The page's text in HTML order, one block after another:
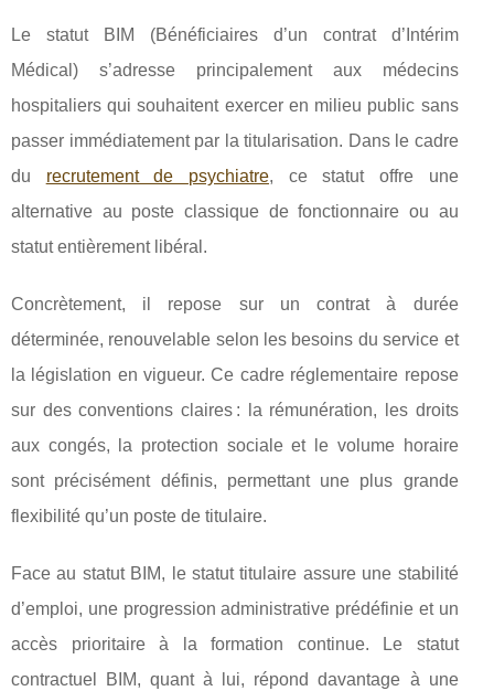
Le statut BIM (Bénéficiaires d’un contrat d’Intérim
Médical) s’adresse principalement aux médecins
hospitaliers qui souhaitent exercer en milieu public sans
passer immédiatement par la titularisation. Dans le cadre
du recrutement de psychiatre, ce statut offre une
alternative au poste classique de fonctionnaire ou au
statut entièrement libéral.
Concrètement, il repose sur un contrat à durée
déterminée, renouvelable selon les besoins du service et
la législation en vigueur. Ce cadre réglementaire repose
sur des conventions claires : la rémunération, les droits
aux congés, la protection sociale et le volume horaire
sont précisément définis, permettant une plus grande
flexibilité qu’un poste de titulaire.
Face au statut BIM, le statut titulaire assure une stabilité
d’emploi, une progression administrative prédéfinie et un
accès prioritaire à la formation continue. Le statut
contractuel BIM, quant à lui, répond davantage à une